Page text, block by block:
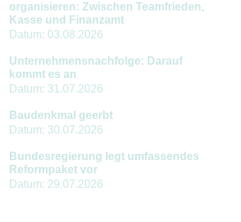
organisieren: Zwischen Teamfrieden,
Kasse und Finanzamt
Datum: 03.08.2026
Unternehmensnachfolge: Darauf
kommt es an
Datum: 31.07.2026
Baudenkmal geerbt
Datum: 30.07.2026
Bundesregierung legt umfassendes
Reformpaket vor
Datum: 29.07.2026